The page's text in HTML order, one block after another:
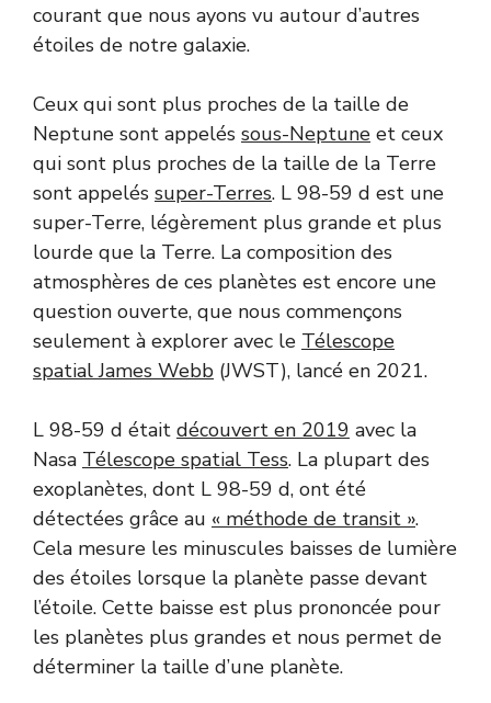
courant que nous ayons vu autour d’autres
étoiles de notre galaxie.
Ceux qui sont plus proches de la taille de
Neptune sont appelés sous-Neptune et ceux
qui sont plus proches de la taille de la Terre
sont appelés super-Terres. L 98-59 d est une
super-Terre, légèrement plus grande et plus
lourde que la Terre. La composition des
atmosphères de ces planètes est encore une
question ouverte, que nous commençons
seulement à explorer avec le Télescope
spatial James Webb (JWST), lancé en 2021.
L 98-59 d était découvert en 2019 avec la
Nasa Télescope spatial Tess. La plupart des
exoplanètes, dont L 98-59 d, ont été
détectées grâce au « méthode de transit ».
Cela mesure les minuscules baisses de lumière
des étoiles lorsque la planète passe devant
l’étoile. Cette baisse est plus prononcée pour
les planètes plus grandes et nous permet de
déterminer la taille d’une planète.